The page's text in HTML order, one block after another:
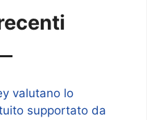
valutano lo
supportato da